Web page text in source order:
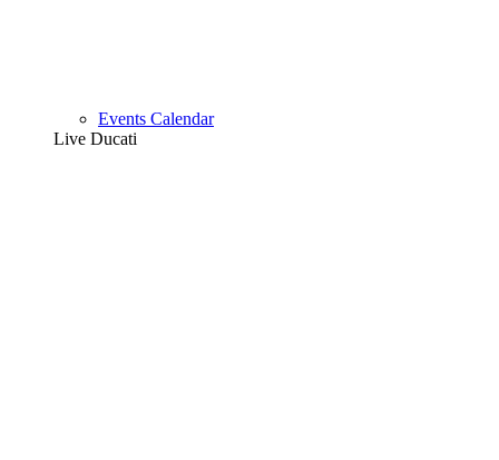
Events Calendar
Live Ducati